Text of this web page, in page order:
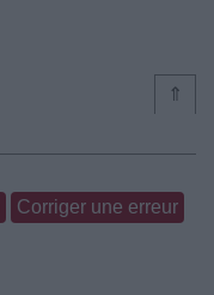
⇑
Corriger une erreur